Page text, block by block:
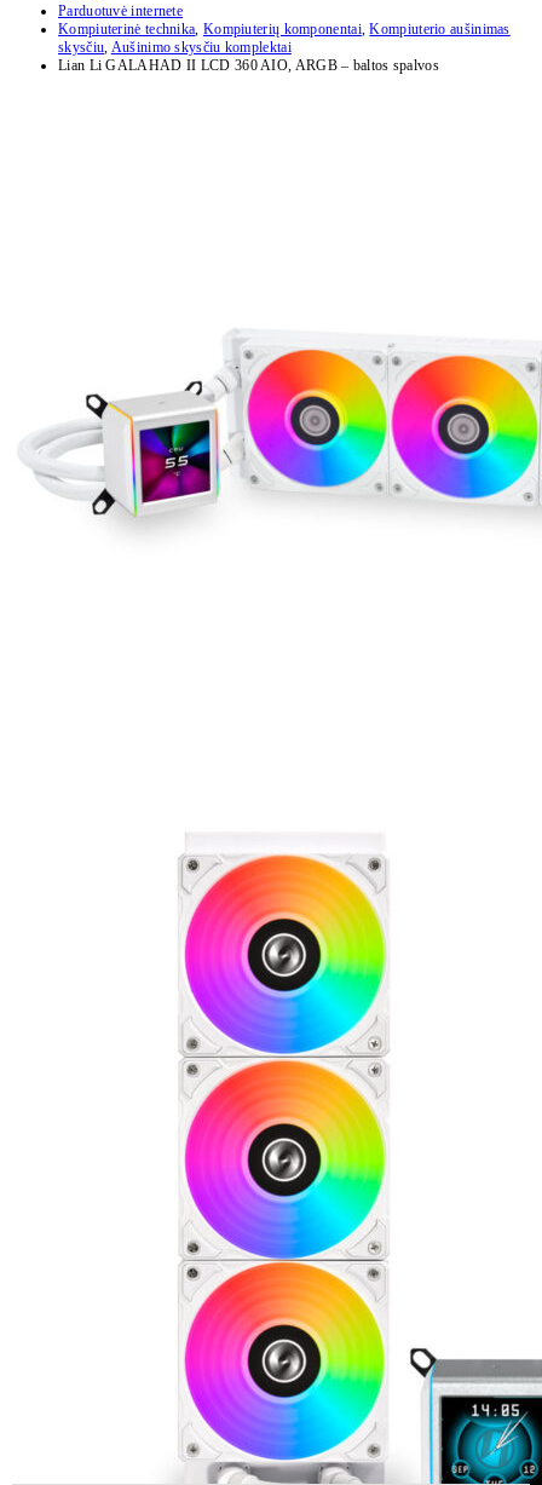
Parduotuvė internete
Kompiuterinė technika, Kompiuterių komponentai,Kompiuterio aušinimas
skysčiu, Aušinimo skysčiu komplektai
Lian Li GALAHAD II LCD 360 AIO, ARGB – baltos spalvos